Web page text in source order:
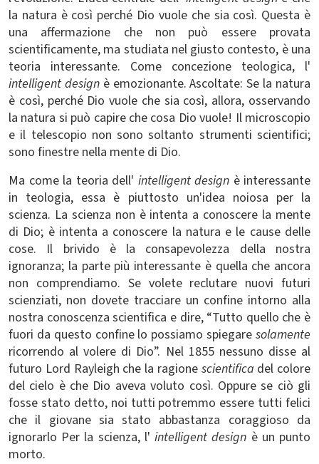
la natura è così perché Dio vuole che sia così. Questa è
una affermazione che non può essere provata
scientificamente, ma studiata nel giusto contesto, è una
teoria interessante. Come concezione teologica, l'
intelligent design è emozionante. Ascoltate: Se la natura
è così, perché Dio vuole che sia così, allora, osservando
la natura si può capire che cosa Dio vuole! Il microscopio
e il telescopio non sono soltanto strumenti scientifici;
sono finestre nella mente di Dio.
Ma come la teoria dell' intelligent design è interessante
in teologia, essa è piuttosto un'idea noiosa per la
scienza. La scienza non è intenta a conoscere la mente
di Dio; è intenta a conoscere la natura e le cause delle
cose. Il brivido è la consapevolezza della nostra
ignoranza; la parte più interessante è quella che ancora
non comprendiamo. Se volete reclutare nuovi futuri
scienziati, non dovete tracciare un confine intorno alla
nostra conoscenza scientifica e dire, “Tutto quello che è
fuori da questo confine lo possiamo spiegare solamente
ricorrendo al volere di Dio”. Nel 1855 nessuno disse al
futuro Lord Rayleigh che la ragione scientifica del colore
del cielo è che Dio aveva voluto così. Oppure se ciò gli
fosse stato detto, noi tutti potremmo essere tutti felici
che il giovane sia stato abbastanza coraggioso da
ignorarlo Per la scienza, l'intelligent design è un punto
morto.